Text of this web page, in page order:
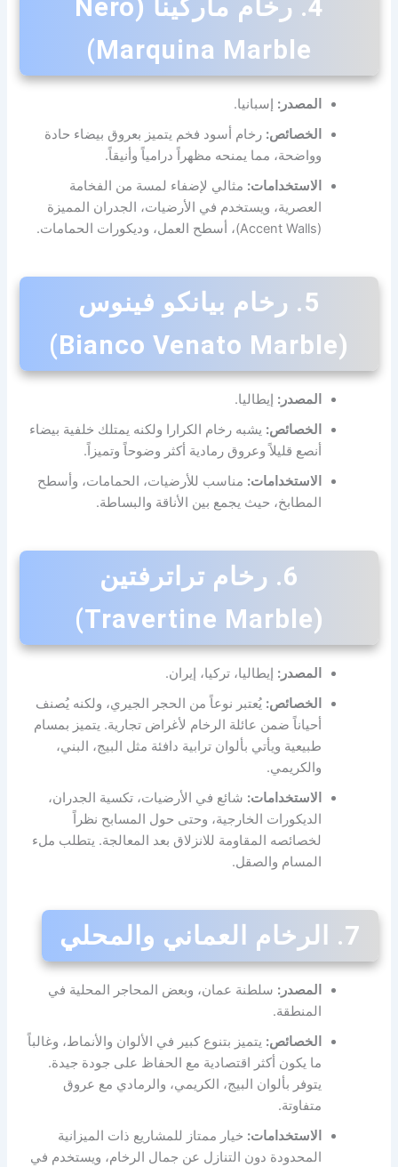
4. رخام ماركينا (Nero
Marquina Marble)
المصدر: إسبانيا.
الخصائص: رخام أسود فخم يتميز بعروق بيضاء حادة
وواضحة، مما يمنحه مظهراً درامياً وأنيقاً.
الاستخدامات: مثالي لإضفاء لمسة من الفخامة
العصرية، ويستخدم في الأرضيات، الجدران المميزة
(Accent Walls)، أسطح العمل، وديكورات الحمامات.
5. رخام بيانكو فينوس
(Bianco Venato Marble)
المصدر: إيطاليا.
الخصائص: يشبه رخام الكرارا ولكنه يمتلك خلفية بيضاء
أنصع قليلاً وعروق رمادية أكثر وضوحاً وتميزاً.
الاستخدامات: مناسب للأرضيات، الحمامات، وأسطح
المطابخ، حيث يجمع بين الأناقة والبساطة.
6. رخام تراترفتين
(Travertine Marble)
المصدر: إيطاليا، تركيا، إيران.
الخصائص: يُعتبر نوعاً من الحجر الجيري، ولكنه يُصنف
أحياناً ضمن عائلة الرخام لأغراض تجارية. يتميز بمسام
طبيعية ويأتي بألوان ترابية دافئة مثل البيج، البني،
والكريمي.
الاستخدامات: شائع في الأرضيات، تكسية الجدران،
الديكورات الخارجية، وحتى حول المسابح نظراً
لخصائصه المقاومة للانزلاق بعد المعالجة. يتطلب ملء
المسام والصقل.
7. الرخام العماني والمحلي
المصدر: سلطنة عمان، وبعض المحاجر المحلية في
المنطقة.
الخصائص: يتميز بتنوع كبير في الألوان والأنماط، وغالباً
ما يكون أكثر اقتصادية مع الحفاظ على جودة جيدة.
يتوفر بألوان البيج، الكريمي، والرمادي مع عروق
متفاوتة.
الاستخدامات: خيار ممتاز للمشاريع ذات الميزانية
المحدودة دون التنازل عن جمال الرخام، ويستخدم في